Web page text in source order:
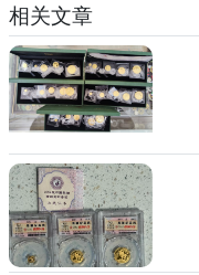
相关文章